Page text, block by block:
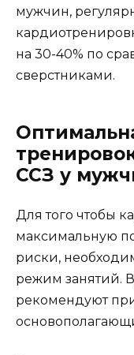
мужчин,
на 30-40% по
сверстниками.
ССЗ у
Для того чтобы
максимальную
риски,
режим занятий.
рекомендуют